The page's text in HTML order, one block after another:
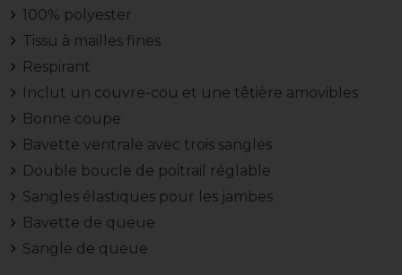
100% polyester
Tissu à mailles fines
Respirant
Inclut un couvre-cou et une têtière amovibles
Bonne coupe
Bavette ventrale avec trois sangles
Double boucle de poitrail réglable
Sangles élastiques pour les jambes
Bavette de queue
Sangle de queue